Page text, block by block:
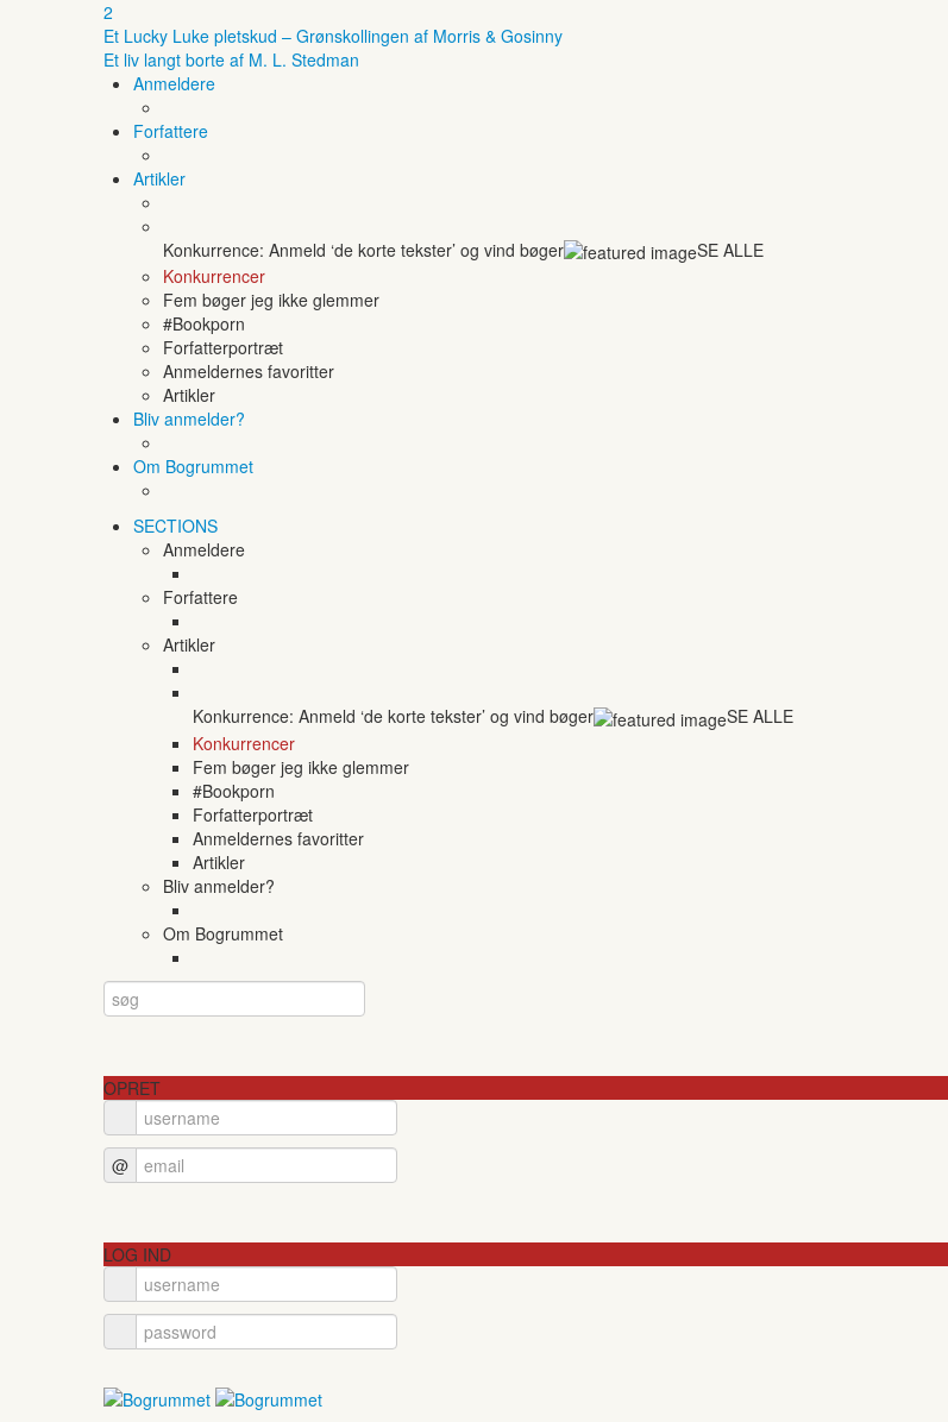
2
Et Lucky Luke pletskud – Grønskollingen af Morris & Gosinny
Et liv langt borte af M. L. Stedman
Anmeldere
Forfattere
Artikler
Konkurrence: Anmeld ‘de korte tekster’ og vind bøger
SE ALLE
Konkurrencer
Fem bøger jeg ikke glemmer
#Bookporn
Forfatterportræt
Anmeldernes favoritter
Artikler
Bliv anmelder?
Om Bogrummet
SECTIONS
Anmeldere
Forfattere
Artikler
Konkurrence: Anmeld ‘de korte tekster’ og vind bøger
SE ALLE
Konkurrencer
Fem bøger jeg ikke glemmer
#Bookporn
Forfatterportræt
Anmeldernes favoritter
Artikler
Bliv anmelder?
Om Bogrummet
OPRET
@
LOG IND